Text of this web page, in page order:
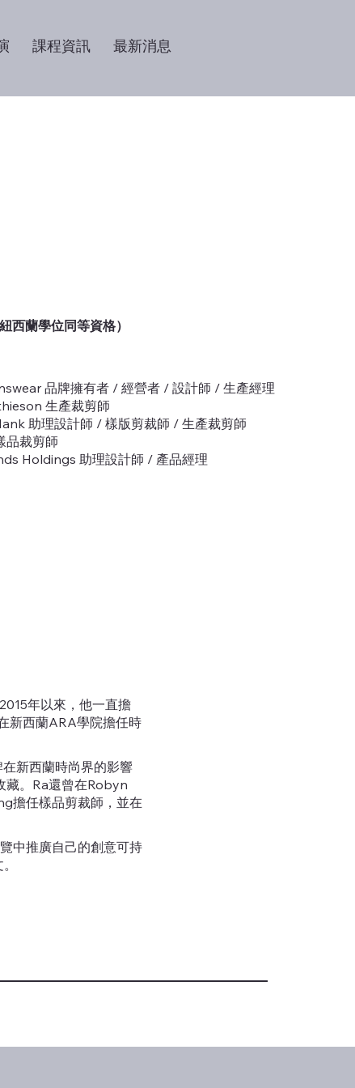
課程資訊 最新消息
西蘭學位同等資格）
品牌擁有者 / 經營者 / 設計師 / 生產經理
生產裁剪師
助理設計師 / 樣版剪裁師 / 生產裁剪師
裁剪師
Holdings 助理設計師 / 產品經理
年以來，他一直擔
新西蘭ARA學院擔任時
新西蘭時尚界的影響
藏。Ra還曾在Robyn
擔任樣品剪裁師，並在
中推廣自己的創意可持